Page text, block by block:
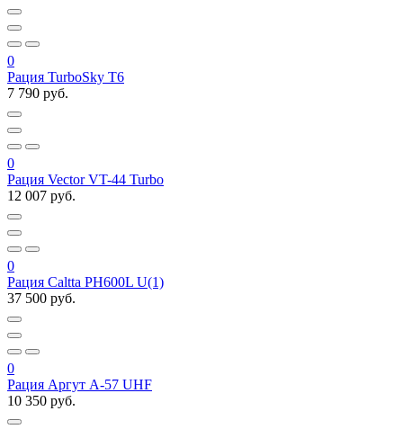
0
Рация TurboSky T6
7 790 руб.
0
Рация Vector VT-44 Turbo
12 007 руб.
0
Рация Caltta PH600L U(1)
37 500 руб.
0
Рация Аргут А-57 UHF
10 350 руб.